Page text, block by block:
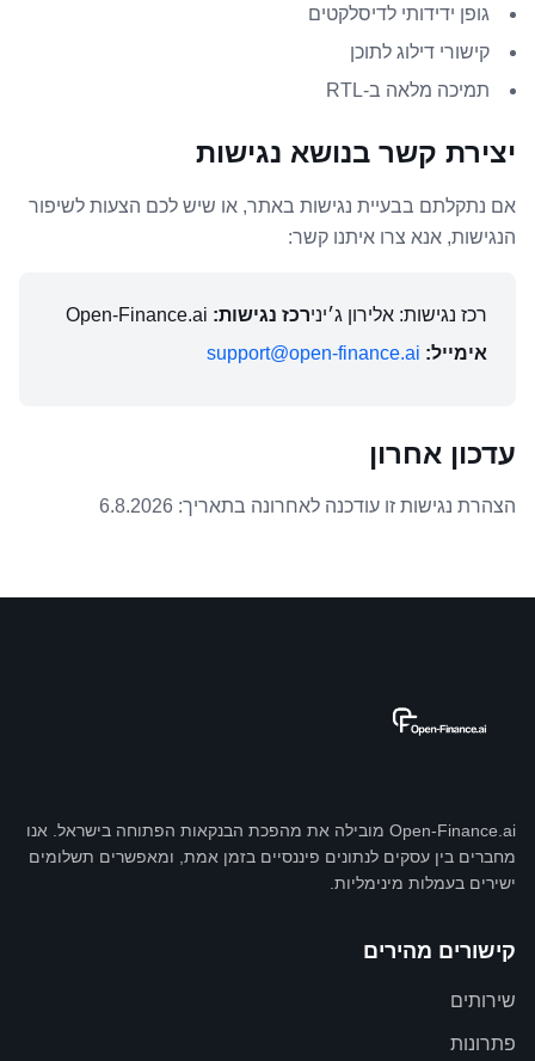
גופן ידידותי לדיסלקטים
קישורי דילוג לתוכן
תמיכה מלאה ב-RTL
יצירת קשר בנושא נגישות
אם נתקלתם בבעיית נגישות באתר, או שיש לכם הצעות לשיפור
הנגישות, אנא צרו איתנו קשר:
רכז נגישות: אלירון ג׳ינירכז נגישות:
אימייל:
support@open-finance.ai
עדכון אחרון
הצהרת נגישות זו עודכנה לאחרונה בתאריך:
6.8.2026
Open-Finance.ai מובילה את מהפכת הבנקאות הפתוחה בישראל. אנו
מחברים בין עסקים לנתונים פיננסיים בזמן אמת, ומאפשרים תשלומים
ישירים בעמלות מינימליות.
קישורים מהירים
שירותים
פתרונות